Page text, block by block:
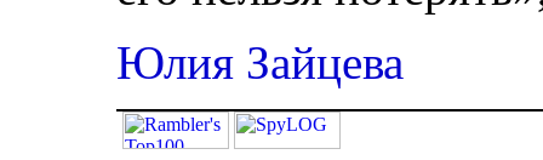
Юлия Зайцева